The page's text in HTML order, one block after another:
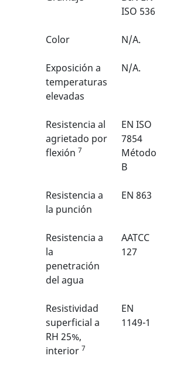
ISO 536
Color N/A.
Exposición a
temperaturas
elevadas
N/A.
Resistencia al
agrietado por
flexión 7
EN ISO
7854
Método
B
Resistencia a
la punción
EN 863
Resistencia a
la
penetración
del agua
AATCC
127
Resistividad
superficial a
RH 25%,
interior 7
EN
1149-1